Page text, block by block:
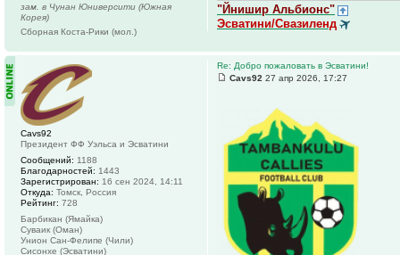
"Йнишир Альбионс"
Эсватини/Свазиленд
зам. в Чунан Юниверсити (Южная
Корея)
Сборная Коста-Рики (мол.)
Re: Добро пожаловать в Эсватини!
Cavs92 27 апр 2026, 17:27
Cavs92
Президент ФФ Уэльса и Эсватини
Сообщений: 1188
Благодарностей: 1443
Зарегистрирован: 16 сен 2024, 14:11
Откуда: Томск, Россия
Рейтинг: 728
Барбикан (Ямайка)
Суваик (Оман)
Унион Сан-Фелипе (Чили)
Сисонхе (Эсватини)